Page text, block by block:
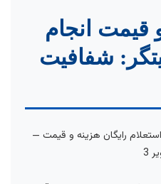
قیمت انجام
شفافیت